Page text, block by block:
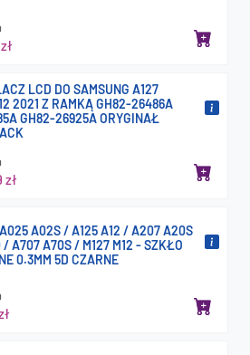
LCD DO SAMSUNG A127
2021 Z RAMKĄ GH82-26486A
GH82-26925A ORYGINAŁ
zł
A02S / A125 A12 / A207 A20S
A707 A70S / M127 M12 - SZKŁO
0.3MM 5D CZARNE